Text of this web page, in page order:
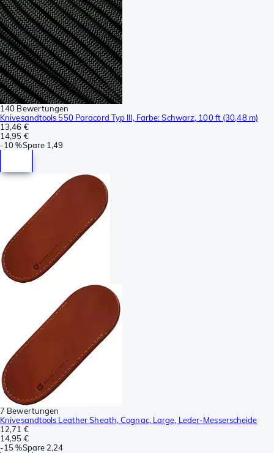
140 Bewertungen
Knivesandtools 550 Paracord Typ III, Farbe: Schwarz, 100 ft (30,48 m)
13,46 €
14,95 €
-10 %Spare 1,49
7 Bewertungen
Knivesandtools Leather Sheath, Cognac, Large, Leder-Messerscheide
12,71 €
14,95 €
-15 %Spare 2,24